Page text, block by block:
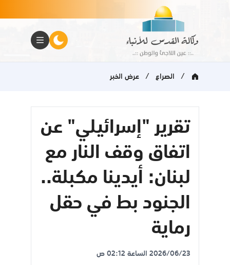
/ الصراع / عرض الخبر
تقرير "إسرائيلي" عن
اتفاق وقف النار مع
لبنان: أيدينا مكبلة..
الجنود بط في حقل
رماية
2026/06/23 الساعة 02:12 ص